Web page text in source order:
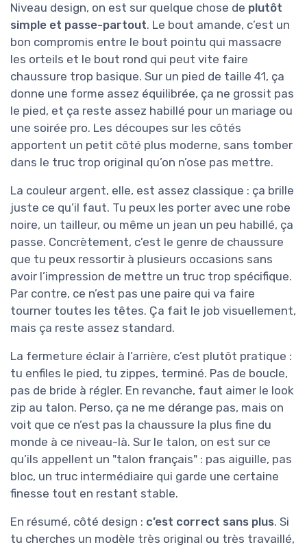
Niveau design, on est sur quelque chose de plutôt
simple et passe-partout. Le bout amande, c’est un
bon compromis entre le bout pointu qui massacre
les orteils et le bout rond qui peut vite faire
chaussure trop basique. Sur un pied de taille 41, ça
donne une forme assez équilibrée, ça ne grossit pas
le pied, et ça reste assez habillé pour un mariage ou
une soirée pro. Les découpes sur les côtés
apportent un petit côté plus moderne, sans tomber
dans le truc trop original qu’on n’ose pas mettre.
La couleur argent, elle, est assez classique : ça brille
juste ce qu’il faut. Tu peux les porter avec une robe
noire, un tailleur, ou même un jean un peu habillé, ça
passe. Concrètement, c’est le genre de chaussure
que tu peux ressortir à plusieurs occasions sans
avoir l’impression de mettre un truc trop spécifique.
Par contre, ce n’est pas une paire qui va faire
tourner toutes les têtes. Ça fait le job visuellement,
mais ça reste assez standard.
La fermeture éclair à l’arrière, c’est plutôt pratique :
tu enfiles le pied, tu zippes, terminé. Pas de boucle,
pas de bride à régler. En revanche, faut aimer le look
zip au talon. Perso, ça ne me dérange pas, mais on
voit que ce n’est pas la chaussure la plus fine du
monde à ce niveau-là. Sur le talon, on est sur ce
qu’ils appellent un "talon français" : pas aiguille, pas
bloc, un truc intermédiaire qui garde une certaine
finesse tout en restant stable.
En résumé, côté design : c’est correct sans plus. Si
tu cherches un modèle très original ou très travaillé,